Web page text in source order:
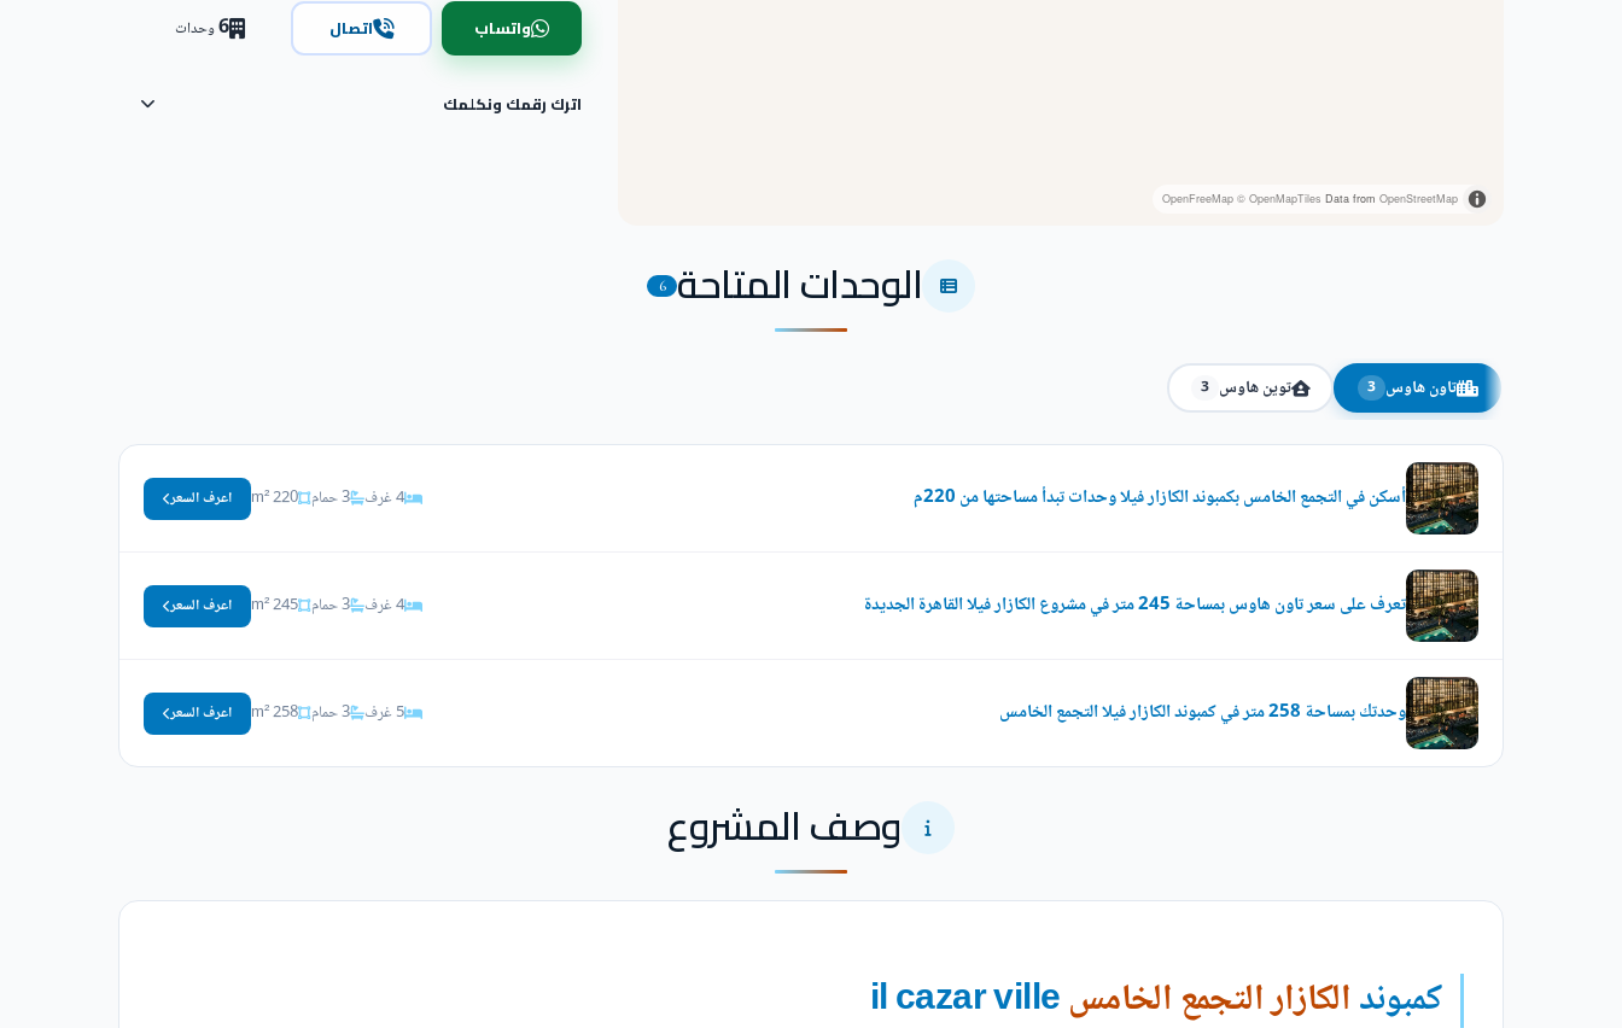
OpenFreeMap © OpenMapTiles Data from OpenStreetMap
واتساب اتصال 6وحدات
اترك رقمك ونكلمك
الوحدات المتاحة 6
تاون هاوس 3 توين هاوس 3
أسكن في التجمع الخامس بكمبوند الكازار فيلا وحدات تبدأ مساحتها من 220م 4 غرف 3 حمام 220 m² اعرف السعر
تعرف على سعر تاون هاوس بمساحة 245 متر في مشروع الكازار فيلا القاهرة الجديدة 4 غرف 3 حمام 245 m² اعرف السعر
وحدتك بمساحة 258 متر في كمبوند الكازار فيلا التجمع الخامس 5 غرف 3 حمام 258 m² اعرف السعر
وصف المشروع
كمبوندالكازار التجمع الخامس